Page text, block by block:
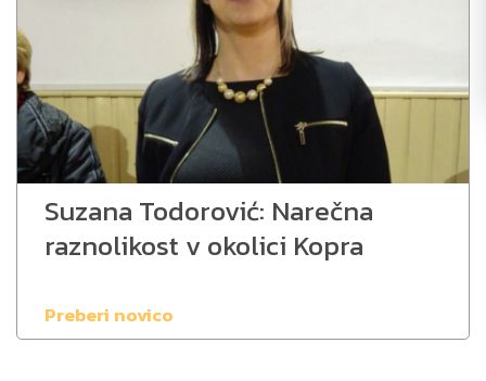
Suzana Todorović: Narečna
raznolikost v okolici Kopra
Preberi novico